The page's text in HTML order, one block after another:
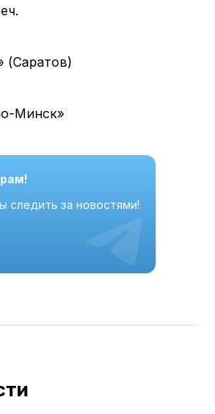
(Саратов)
Минск»
следить за новостями!